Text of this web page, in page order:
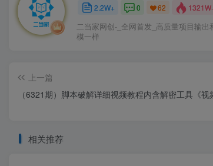
2.2W+ 0 62
二当家网创-_全网首发_高质量项目输出
模一样
上一篇
（6321期）脚本破解详细视频教程内含解密工具《视
相关推荐